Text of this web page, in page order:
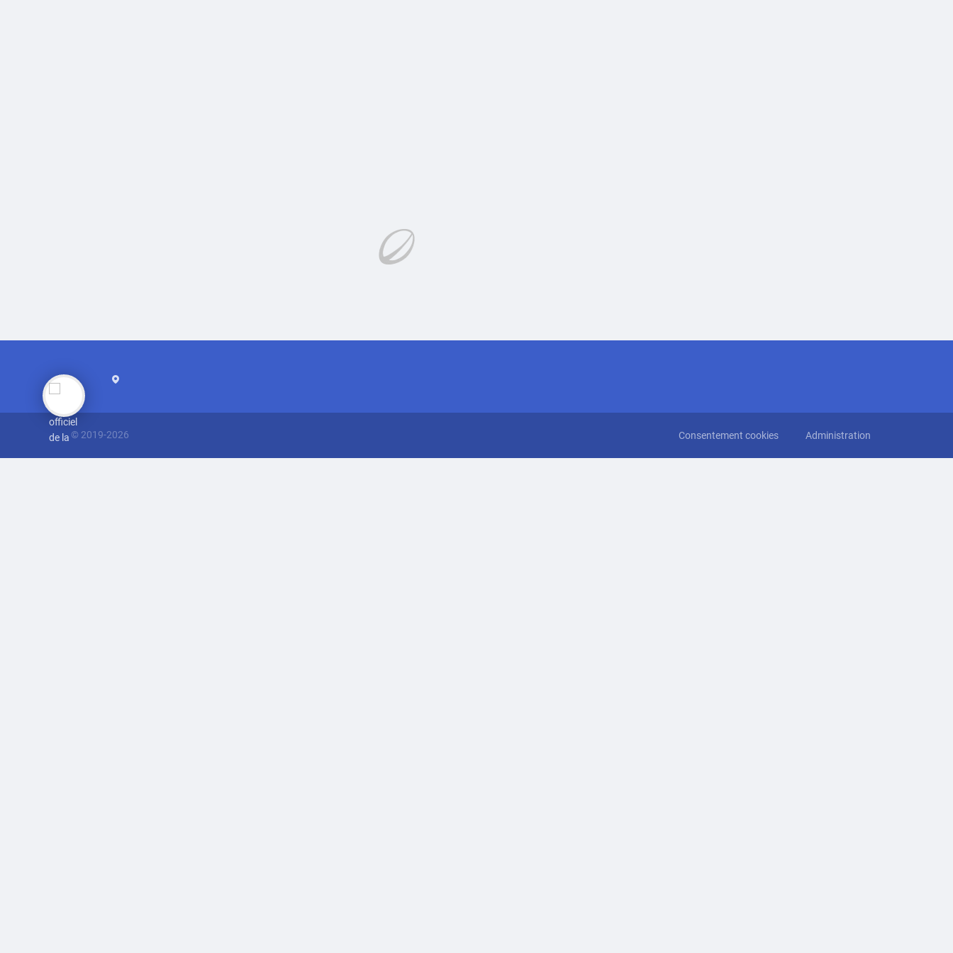
Consentement cookies Administration
© 2019-2026